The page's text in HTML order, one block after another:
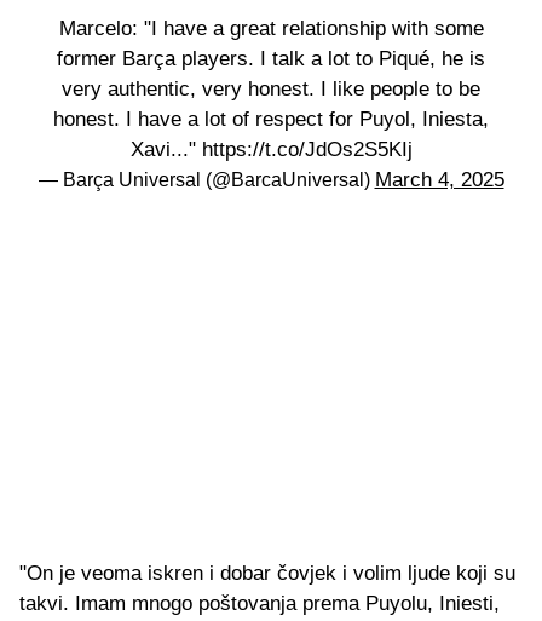
Marcelo: "I have a great relationship with some
former Barça players. I talk a lot to Piqué, he is
very authentic, very honest. I like people to be
honest. I have a lot of respect for Puyol, Iniesta,
Xavi..." https://t.co/JdOs2S5KIj
— Barça Universal (@BarcaUniversal) March 4, 2025
"On je veoma iskren i dobar čovjek i volim ljude koji su
takvi. Imam mnogo poštovanja prema Puyolu, Iniesti,